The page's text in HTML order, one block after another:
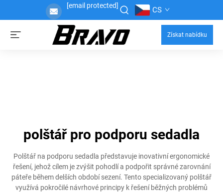
[email protected] CS
Získat nabídku
polštář pro podporu sedadla
Polštář na podporu sedadla představuje inovativní ergonomické
řešení, jehož cílem je zvýšit pohodlí a podpořit správné zarovnání
páteře během delších období sezení. Tento specializovaný polštář
využívá pokročilé návrhové principy k řešení běžných problémů